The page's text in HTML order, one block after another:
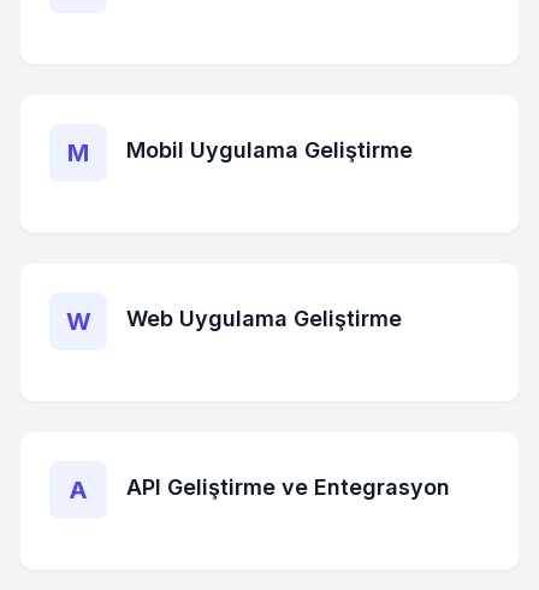
M Mobil Uygulama Geliştirme
W Web Uygulama Geliştirme
A API Geliştirme ve Entegrasyon